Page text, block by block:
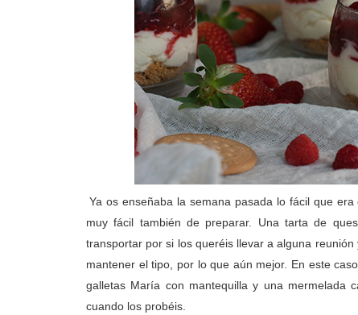
Ya os enseñaba la semana pasada lo fácil que
muy fácil también de preparar. Una tarta de
transportar por si los queréis llevar a alguna
mantener el tipo, por lo que aún mejor. En este
galletas María con mantequilla y una mermelada
cuando los probéis.